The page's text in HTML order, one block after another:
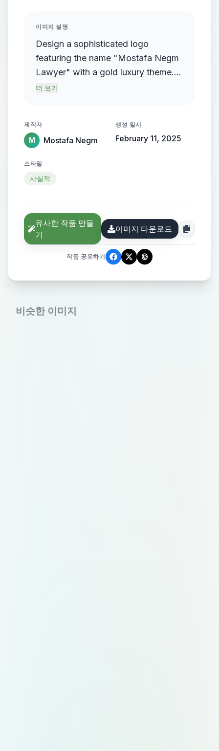
이미지 설명
Design a sophisticated logo
featuring the name "Mostafa Negm
Lawyer" with a gold luxury theme.
The logo should incorporate a
protruding from the background,
creating a sense of motion and
더 보기
제작자
M Mostafa Negm
생성 일시
February 11, 2025
스타일
사실적
유사한 작품 만들
기
이미지 다운로드
작품 공유하기
비슷한 이미지